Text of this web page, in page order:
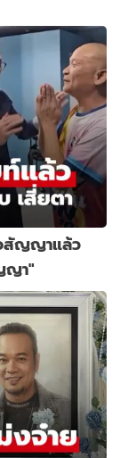
สัญญาแล้ว
ญา"